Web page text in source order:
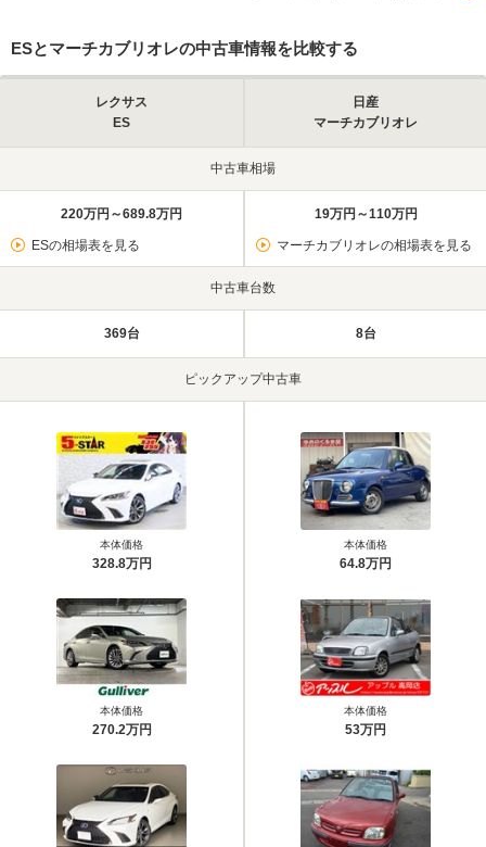
ESとマーチカブリオレの中古車情報を比較する
レクサス
ES
日産
マーチカブリオレ
中古車相場
220万円～689.8万円
ESの相場表を見る
19万円～110万円
マーチカブリオレの相場表を見る
中古車台数
369台 8台
ピックアップ中古車
本体価格
328.8万円
本体価格
270.2万円
本体価格
64.8万円
本体価格
53万円